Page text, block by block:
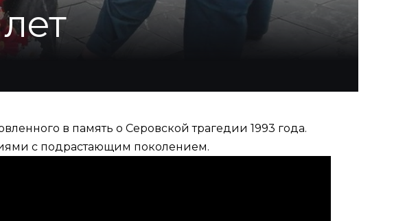
в память о Серовской трагедии 1993 года.
с подрастающим поколением.